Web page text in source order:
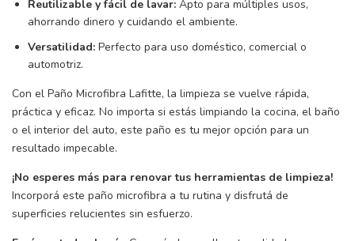
Reutilizable y fácil de lavar: Apto para múltiples usos,
ahorrando dinero y cuidando el ambiente.
Versatilidad: Perfecto para uso doméstico, comercial o
automotriz.
Con el Paño Microfibra Lafitte, la limpieza se vuelve rápida,
práctica y eficaz. No importa si estás limpiando la cocina, el baño
o el interior del auto, este paño es tu mejor opción para un
resultado impecable.
¡No esperes más para renovar tus herramientas de limpieza!
Incorporá este paño microfibra a tu rutina y disfrutá de
superficies relucientes sin esfuerzo.